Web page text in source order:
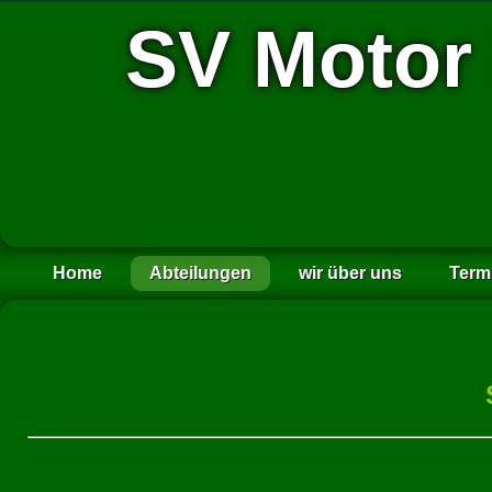
SV
Home Abteilungen wir über uns